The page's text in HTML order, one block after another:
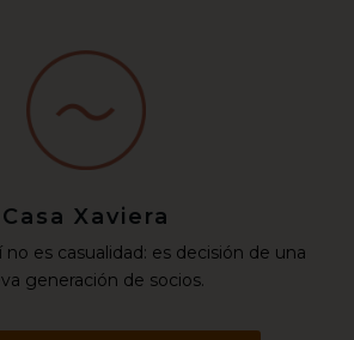
Casa Xaviera
es casualidad: es decisión de una
generación de socios.